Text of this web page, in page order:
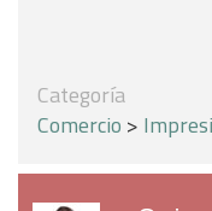
Categoría
Comercio >